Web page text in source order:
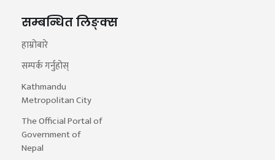
सम्बन्धित लिङ्क्स
हाम्रोबारे
सम्पर्क गर्नुहोस्
Kathmandu
Metropolitan City
The Official Portal of
Government of
Nepal